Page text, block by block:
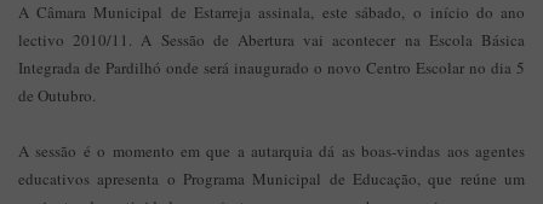
A Câmara Municipal de Estarreja assinala, este sábado, o início do ano
lectivo 2010/11. A Sessão de Abertura vai acontecer na Escola Básica
Integrada de Pardilhó onde será inaugurado o novo Centro Escolar no dia 5
de Outubro.
A sessão é o momento em que a autarquia dá as boas-vindas aos agentes
educativos apresenta o Programa Municipal de Educação, que reúne um